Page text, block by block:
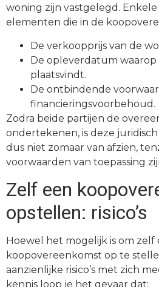
woning zijn vastgelegd.
elementen die in de
De verkoopprijs van de
De opleverdatum
plaatsvindt.
De ontbindende
financieringsvoorbehoud.
Zodra beide partijen de
ondertekenen, is deze
dus niet zomaar van afzien,
voorwaarden van toepassing
Zelf een
opstellen: risico’s
Hoewel het mogelijk is om zelf
koopovereenkomst op te
aanzienlijke risico’s met zich
kennis loop je het gevaar dat: